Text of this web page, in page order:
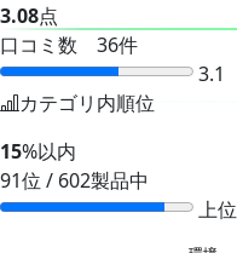
3.08点
口コミ数 36件
3.1
カテゴリ内順位
15%以内
91位 / 602製品中
上位